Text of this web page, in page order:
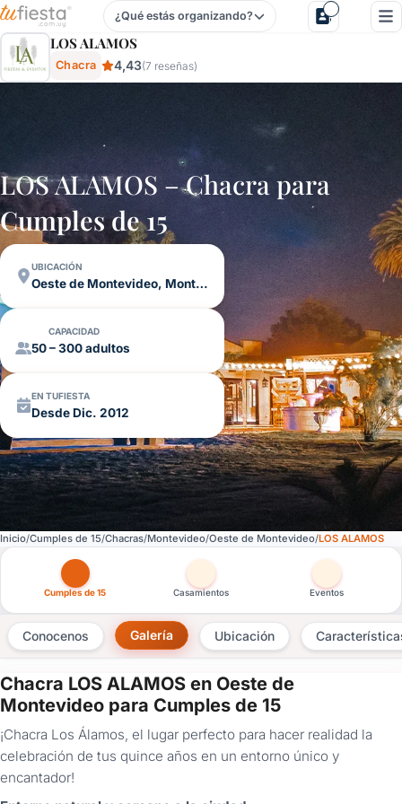
Los Alamos - Chacra En Oeste De Montevideo,
¿Qué estás organizando?
LOS ALAMOS
Chacra 4,43(7 reseñas)
LOS ALAMOS – Chacra para
Cumples de 15
UBICACIÓN
Oeste de Montevideo, Montevideo
CAPACIDAD
50 – 300 adultos
EN TUFIESTA
Desde Dic. 2012
Inicio Cumples de 15 Chacras Montevideo Oeste de Montevideo LOS ALAMOS
Otras versiones de esta ficha por tipo de festejo
Cumples de 15 Casamientos Eventos
Conocenos Galería Ubicación
Chacra LOS ALAMOS en Oeste de
Montevideo para Cumples de 15
¡Chacra Los Álamos, el lugar perfecto para hacer realidad la
celebración de tus quince años en un entorno único y
encantador!
×
Consultar
¿Ya
tenés
cuenta?